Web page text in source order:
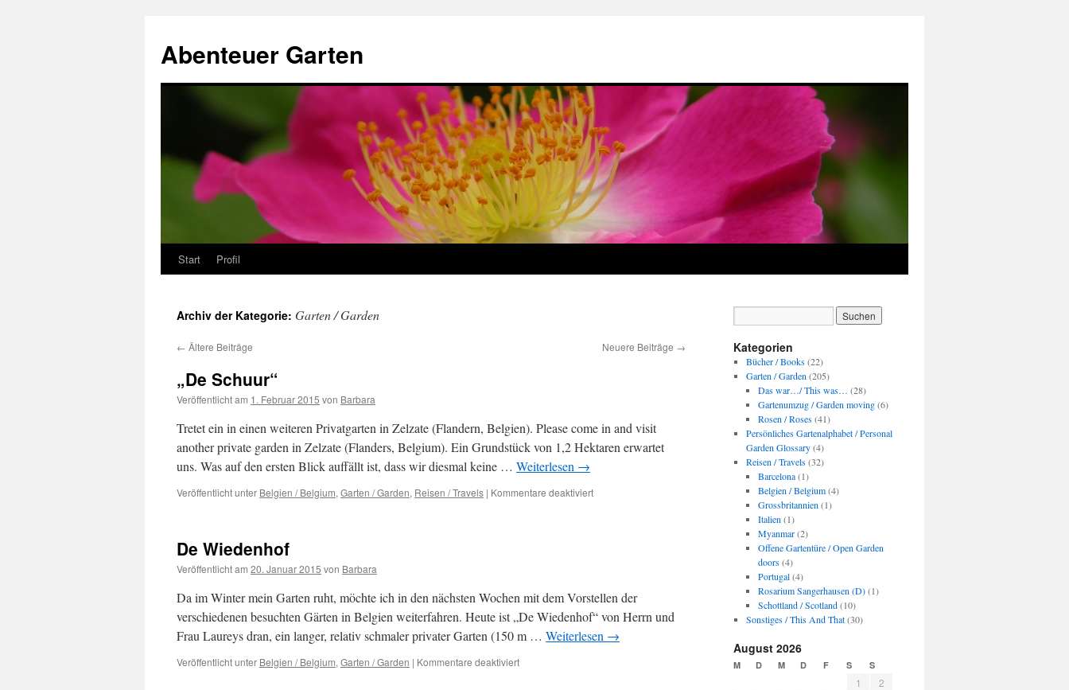
springen
Abenteuer Garten
Start Profil
Archiv der Kategorie: Garten / Garden
← Ältere Beiträge Neuere Beiträge →
„De Schuur“
Veröffentlicht am 1. Februar 2015 von Barbara
Tretet ein in einen weiteren Privatgarten in Zelzate (Flandern, Belgien). Please come in and visit
another private garden in Zelzate (Flanders, Belgium). Ein Grundstück von 1,2 Hektaren erwartet
uns. Was auf den ersten Blick auffällt ist, dass wir diesmal keine … Weiterlesen →
Veröffentlicht unter Belgien / Belgium, Garten / Garden, Reisen / Travels | Kommentare deaktiviertfür
De Wiedenhof
Veröffentlicht am 20. Januar 2015 von Barbara
Da im Winter mein Garten ruht, möchte ich in den nächsten Wochen mit dem Vorstellen der
verschiedenen besuchten Gärten in Belgien weiterfahren. Heute ist „De Wiedenhof“ von Herrn und
Frau Laureys dran, ein langer, relativ schmaler privater Garten (150 m … Weiterlesen →
Veröffentlicht unter Belgien / Belgium, Garten / Garden | Kommentare deaktiviertfür
Kategorien
Bücher / Books(22)
Garten / Garden (205)
Das war…/ This was… (28)
Gartenumzug / Garden moving(6)
Rosen / Roses(41)
Persönliches Gartenalphabet / Personal
Garden Glossary(4)
Reisen / Travels(32)
Barcelona(1)
Belgien / Belgium(4)
Grossbritannien (1)
Italien (1)
Myanmar(2)
Offene Gartentüre / Open Garden
doors(4)
Portugal(4)
Rosarium Sangerhausen (D)(1)
Schottland / Scotland(10)
Sonstiges / This And That(30)
August 2026
M D M D F S S
1
2